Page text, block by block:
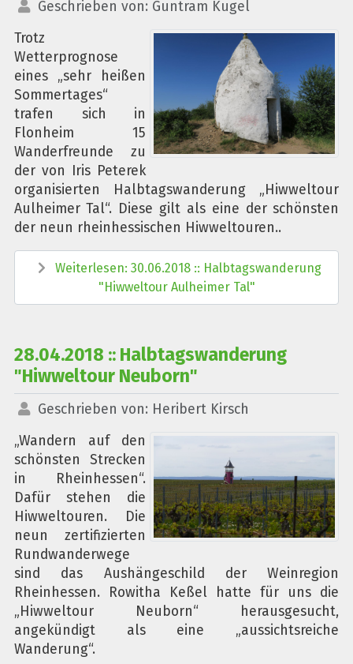
Geschrieben von: Guntram Kugel
Trotz
Wetterprognose
eines „sehr heißen
Sommertages“
trafen sich in
Flonheim 15
Wanderfreunde zu
der von Iris Peterek
organisierten Halbtagswanderung „Hiwweltour
Aulheimer Tal“. Diese gilt als eine der schönsten
der neun rheinhessischen Hiwweltouren..
Weiterlesen: 30.06.2018 :: Halbtagswanderung
"Hiwweltour Aulheimer Tal"
28.04.2018 :: Halbtagswanderung
"Hiwweltour Neuborn"
Geschrieben von: Heribert Kirsch
„Wandern auf den
schönsten Strecken
in Rheinhessen“.
Dafür stehen die
Hiwweltouren. Die
neun zertifizierten
Rundwanderwege
sind das Aushängeschild der Weinregion
Rheinhessen. Rowitha Keßel hatte für uns die
„Hiwweltour Neuborn“ herausgesucht,
angekündigt als eine „aussichtsreiche
Wanderung“.